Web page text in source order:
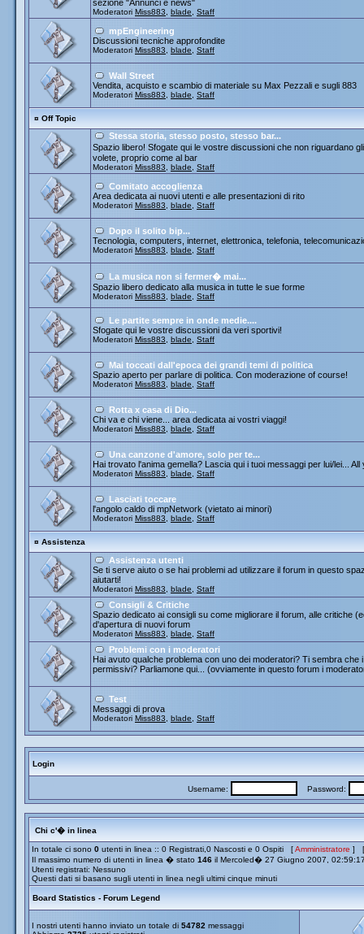
sezione "Annunci e news"
Moderatori Miss883 blade Staff
mpEngineering
Discussioni tecniche approfondite
Moderatori Miss883 blade Staff
Wall Street
Vendita, acquisto e scambio di materiale su Max Pezzali e sugli 883
Moderatori Miss883 blade Staff
¤ Off Topic
Stessa storia, stesso posto, stesso bar...
Spazio libero! Sfogate qui le vostre discussioni che non riguardano
volete, proprio come al bar
Moderatori Miss883 blade Staff
Comitato accoglienza
Area dedicata ai nuovi utenti e alle presentazioni di rito
Moderatori Miss883 blade Staff
Dopo il solito bip...
Tecnologia, computers, internet, elettronica, telefonia,
Moderatori Miss883 blade Staff
La musica non si fermer� mai...
Spazio libero dedicato alla musica in tutte le sue forme
Moderatori Miss883 blade Staff
Le partite sempre in onde medie....
Sfogate qui le vostre discussioni da veri sportivi!
Moderatori Miss883 blade Staff
Mai toccati dall'epoca dei grandi temi di politica
Spazio aperto per parlare di politica. Con moderazione of course!
Moderatori Miss883 blade Staff
Rotta x casa di Dio...
Chi va e chi viene... area dedicata ai vostri viaggi!
Moderatori Miss883 blade Staff
Una canzone d'amore, solo per te...
Hai trovato l'anima gemella? Lascia qui i tuoi messaggi per lui/lei...
Moderatori Miss883 blade Staff
Lasciati toccare
l'angolo caldo di mpNetwork (vietato ai minori)
Moderatori Miss883 blade Staff
¤ Assistenza
Assistenza utenti
Se ti serve aiuto o se hai problemi ad utilizzare il forum in questo
aiutarti!
Moderatori Miss883 blade Staff
Consigli & Critiche
Spazio dedicato ai consigli su come migliorare il forum, alle critiche
d'apertura di nuovi forum
Moderatori Miss883 blade Staff
Problemi con i moderatori
Hai avuto qualche problema con uno dei moderatori? Ti sembra
permissivi? Parliamone qui... (ovviamente in questo forum i
Test
Messaggi di prova
Moderatori Miss883 blade Staff
Login
Username: Password:
Chi c'� in linea
In totale ci sono 0 utenti in linea :: 0 Registrati,0 Nascosti e 0 Ospiti [Amministratore ]
Il massimo numero di utenti in linea � stato 146 il Mercoled� 27 Giugno 2007,
Utenti registrati: Nessuno
Questi dati si basano sugli utenti in linea negli ultimi cinque minuti
Board Statistics - Forum Legend
I nostri utenti hanno inviato un totale di 54782 messaggi